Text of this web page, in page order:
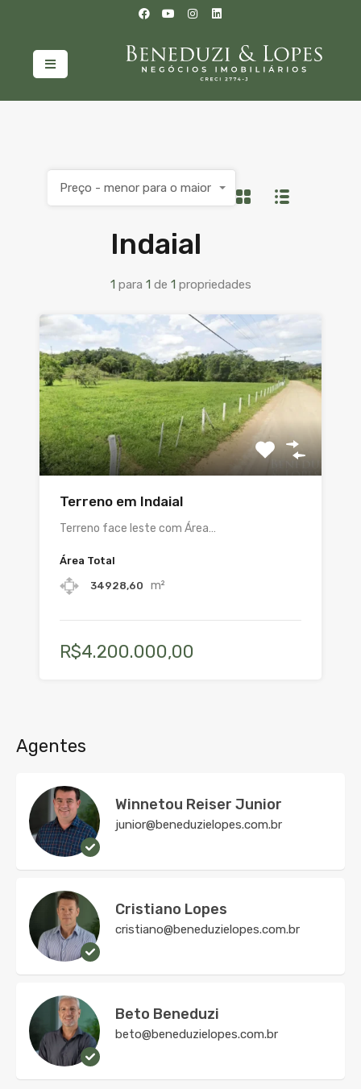
Indaial
1 para 1 de 1 propriedades
Preço - menor para o maior
Terreno em Indaial
Terreno face leste com Área…
Área Total
34928,60 m²
R$4.200.000,00
Agentes
Winnetou Reiser Junior
junior@beneduzielopes.com.br
Cristiano Lopes
cristiano@beneduzielopes.com.br
Beto Beneduzi
beto@beneduzielopes.com.br